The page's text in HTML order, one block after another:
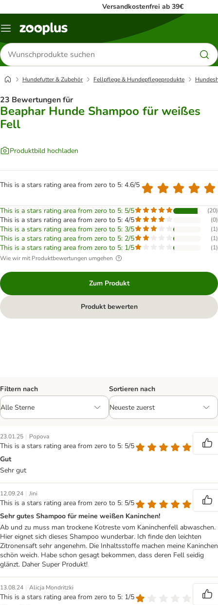
Versandkostenfrei ab 39€
Menü
Produkte
suchen
Hundefutter & Zubehör Fellpflege & Hundepflegeprodukte
23 Bewertungen für
Beaphar Hunde Shampoo für weißes
Fell
Produktbild hochladen
This is a stars rating area from zero to 5: 4.6/5
This is a stars rating area from zero to 5: 5/5 (20)
This is a stars rating area from zero to 5: 4/5 (0)
This is a stars rating area from zero to 5: 3/5 (1)
This is a stars rating area from zero to 5: 2/5 (1)
This is a stars rating area from zero to 5: 1/5 (1)
Wie wir mit Produktbewertungen umgehen
Zum Produkt
Produkt bewerten
Filtern nach Sortieren nach
23.01.25 | Popova
This is a stars rating area from zero to 5: 5/5
Gut
Sehr gut
12.09.24 | Jini
This is a stars rating area from zero to 5: 5/5
Sehr gutes Shampoo für meine weißen Kaninchen!
Ab und zu muss man trockene Kotreste vom Kaninchenfell abwaschen.
Hier eignet sich dieses Shampoo wunderbar. Ich finde den leichten
Zitronensaft sehr angenehm. Die Inhaltsstoffe machen meine Kaninchen
schön weich. Habe schon gesagt bekommen, dass deren Fell seidig
glänzt. Daher Super Produkt!
13.08.24 | Alicja Mondritzki
This is a stars rating area from zero to 5: 1/5